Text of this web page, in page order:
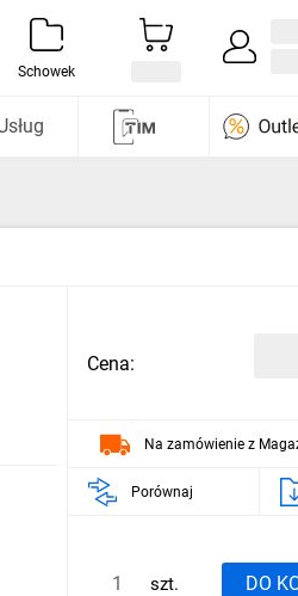
Schowek
Cena:
Na zamówienie z
Porównaj
szt. DO